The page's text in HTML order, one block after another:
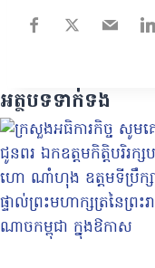
អត្ថបទទាក់ទង